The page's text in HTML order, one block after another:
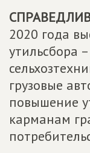
2020 года
утильсбора
грузовые
повышение
карманам